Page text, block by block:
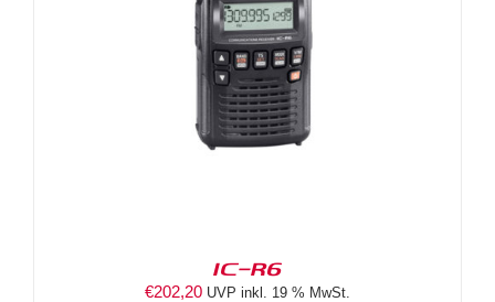
IC-R6
€202,20 UVP inkl. 19 % MwSt.